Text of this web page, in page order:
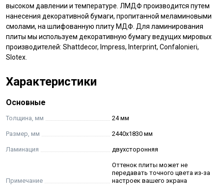
высоком давлении и температуре. ЛМДФ производится путем
нанесения декоративной бумаги, пропитанной меламиновыми
смолами, на шлифованную плиту МДФ. Для ламинирования
плиты мы используем декоративную бумагу ведущих мировых
производителей: Shattdecor, Impress, Interprint, Confalonieri,
Slotex.
Характеристики
Основные
Толщина, мм 24 мм
Размер, мм 2440х1830 мм
Ламинация двухсторонняя
Примечание
Оттенок плиты может не
передавать точного цвета из-за
настроек вашего экрана